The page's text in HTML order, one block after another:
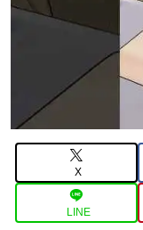
X
LINE